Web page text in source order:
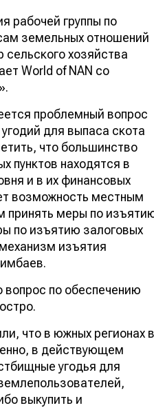
рабочей группы по
земельных отношений
хозяйства
World of NAN со
проблемный вопрос
для выпаса скота
что большинство
пунктов находятся в
и в их финансовых
возможность местным
принять меры по
по изъятию залоговых
изъятия
вопрос по обеспечению
что в южных регионах в
в действующем
угодья для
выкупить и